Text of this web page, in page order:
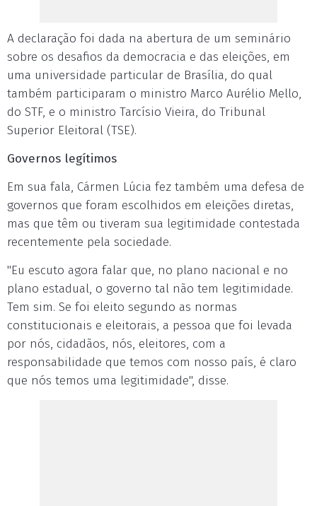
A declaração foi dada na abertura de um seminário
sobre os desafios da democracia e das eleições, em
uma universidade particular de Brasília, do qual
também participaram o ministro Marco Aurélio Mello,
do STF, e o ministro Tarcísio Vieira, do Tribunal
Superior Eleitoral (TSE).
Governos legítimos
Em sua fala, Cármen Lúcia fez também uma defesa de
governos que foram escolhidos em eleições diretas,
mas que têm ou tiveram sua legitimidade contestada
recentemente pela sociedade.
"Eu escuto agora falar que, no plano nacional e no
plano estadual, o governo tal não tem legitimidade.
Tem sim. Se foi eleito segundo as normas
constitucionais e eleitorais, a pessoa que foi levada
por nós, cidadãos, nós, eleitores, com a
responsabilidade que temos com nosso país, é claro
que nós temos uma legitimidade", disse.